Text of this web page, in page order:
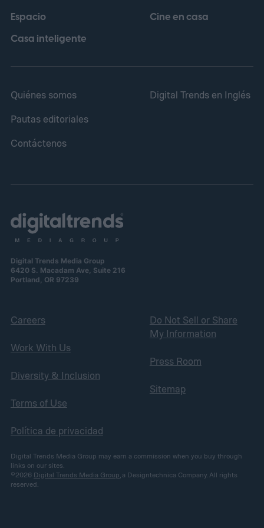
Espacio
Casa inteligente
Cine en casa
Quiénes somos
Pautas editoriales
Contáctenos
Digital Trends en Inglés
Digital Trends Media Group
6420 S. Macadam Ave, Suite 216
Portland, OR 97239
Careers
Work With Us
Diversity & Inclusion
Terms of Use
Política de privacidad
Do Not Sell or Share
My Information
Press Room
Sitemap
Digital Trends Media Group may earn a commission when you buy through
links on our sites.
©2026 Digital Trends Media Group , a Designtechnica Company. All rights
reserved.